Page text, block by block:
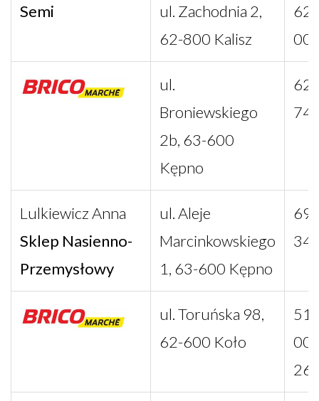
Semi
ul. Zachodnia 2,
62-800 Kalisz
62
00
ul.
Broniewskiego
2b, 63-600
Kępno
62
74
Lulkiewicz Anna
Sklep Nasienno-
Przemysłowy
ul. Aleje
Marcinkowskiego
1, 63-600 Kępno
ul. Toruńska 98,
62-600 Koło